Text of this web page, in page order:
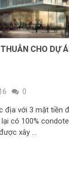
CHO DỰ
0
địa với 3 mặt tiền
lại có 100%
xây …